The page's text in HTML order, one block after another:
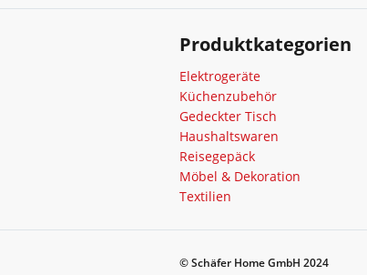
Produktkategorien
Elektrogeräte
Küchenzubehör
Gedeckter Tisch
Haushaltswaren
Reisegepäck
Möbel & Dekoration
Textilien
© Schäfer Home GmbH 2024